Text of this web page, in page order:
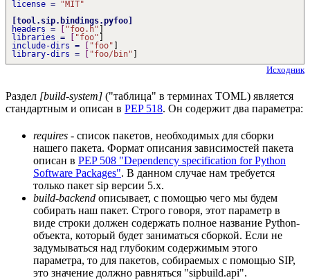
license =
"MIT"
[tool.sip.bindings.pyfoo]
headers = [ "foo.h" ]
libraries = [ "foo" ]
include-dirs = [ "foo" ]
library-dirs = [ "foo/bin" ]
Исходник
Раздел [build-system] ("таблица" в терминах TOML) является
стандартным и описан в PEP 518. Он содержит два параметра:
requires - список пакетов, необходимых для сборки
нашего пакета. Формат описания зависимостей пакета
описан в PEP 508 "Dependency specification for Python
Software Packages". В данном случае нам требуется
только пакет sip версии 5.x.
build-backend описывает, с помощью чего мы будем
собирать наш пакет. Строго говоря, этот параметр в
виде строки должен содержать полное название Python-
объекта, который будет заниматься сборкой. Если не
задумываться над глубоким содержимым этого
параметра, то для пакетов, собираемых с помощью SIP,
это значение должно равняться "sipbuild.api".